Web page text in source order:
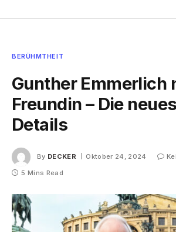
BERÜHMTHEIT
Gunther Emmerlich
Freundin – Die
Details
By DECKER Oktober 24, 2024
5 Mins Read